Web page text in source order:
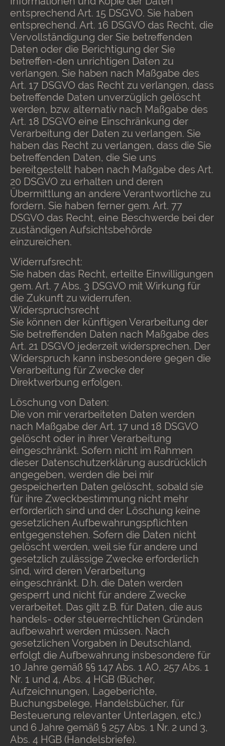
entsprechend Art. 15 DSGVO. Sie haben
entsprechend. Art. 16 DSGVO das Recht, die
Vervollständigung der Sie betreffenden
Daten oder die Berichtigung der Sie
betreffen-den unrichtigen Daten zu
verlangen. Sie haben nach Maßgabe des
Art. 17 DSGVO das Recht zu verlangen, dass
betreffende Daten unverzüglich gelöscht
werden, bzw. alternativ nach Maßgabe des
Art. 18 DSGVO eine Einschränkung der
Verarbeitung der Daten zu verlangen. Sie
haben das Recht zu verlangen, dass die Sie
betreffenden Daten, die Sie uns
bereitgestellt haben nach Maßgabe des Art.
20 DSGVO zu erhalten und deren
Übermittlung an andere Verantwortliche zu
fordern. Sie haben ferner gem. Art. 77
DSGVO das Recht, eine Beschwerde bei der
zuständigen Aufsichtsbehörde
einzureichen.
Widerrufsrecht:
Sie haben das Recht, erteilte Einwilligungen
gem. Art. 7 Abs. 3 DSGVO mit Wirkung für
die Zukunft zu widerrufen.
Widerspruchsrecht
Sie können der künftigen Verarbeitung der
Sie betreffenden Daten nach Maßgabe des
Art. 21 DSGVO jederzeit widersprechen. Der
Widerspruch kann insbesondere gegen die
Verarbeitung für Zwecke der
Direktwerbung erfolgen.
Löschung von Daten:
Die von mir verarbeiteten Daten werden
nach Maßgabe der Art. 17 und 18 DSGVO
gelöscht oder in ihrer Verarbeitung
eingeschränkt. Sofern nicht im Rahmen
dieser Datenschutzerklärung ausdrücklich
angegeben, werden die bei mir
gespeicherten Daten gelöscht, sobald sie
für ihre Zweckbestimmung nicht mehr
erforderlich sind und der Löschung keine
gesetzlichen Aufbewahrungspflichten
entgegenstehen. Sofern die Daten nicht
gelöscht werden, weil sie für andere und
gesetzlich zulässige Zwecke erforderlich
sind, wird deren Verarbeitung
eingeschränkt. D.h. die Daten werden
gesperrt und nicht für andere Zwecke
verarbeitet. Das gilt z.B. für Daten, die aus
handels- oder steuerrechtlichen Gründen
aufbewahrt werden müssen. Nach
gesetzlichen Vorgaben in Deutschland,
erfolgt die Aufbewahrung insbesondere für
10 Jahre gemäß §§ 147 Abs. 1 AO, 257 Abs. 1
Nr. 1 und 4, Abs. 4 HGB (Bücher,
Aufzeichnungen, Lageberichte,
Buchungsbelege, Handelsbücher, für
Besteuerung relevanter Unterlagen, etc.)
und 6 Jahre gemäß § 257 Abs. 1 Nr. 2 und 3,
Abs. 4 HGB (Handelsbriefe).